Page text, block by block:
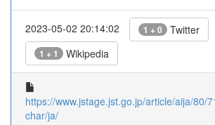
2023-05-02 20:14:02 1 + 0 Twitter
1 + 1 Wikipedia
https://www.jstage.jst.go.jp/article/aija/80/
char/ja/